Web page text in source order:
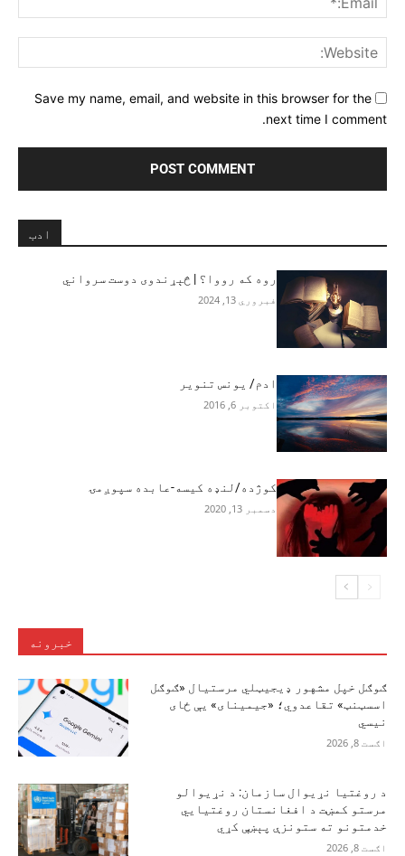
Save my name, email, and website in this browser for the
next time I comment.
ادب
روه که رووا؟ | څېړندوی دوست سرواني
فبروري 13, 2024
ادم/ یونس تنویر
اکتوبر 6, 2016
کوژده/لنډه کیسه-عابده سپوږمۍ
دسمبر 13, 2020
خبرونه
ګوګل خپل مشهور ډیجیټلي مرستیال «ګوګل
اسسټنټ» تقاعدوي؛ «جیمینای» یې ځای
نیسي
اګست 8, 2026
د روغتیا نړیوال سازمان: د نړیوالو
مرستو کمښت د افغانستان روغتیايي
خدمتونو ته ستونزې پېښې کړي
اګست 8, 2026